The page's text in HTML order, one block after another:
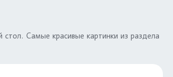
Самые красивые картинки из раздела